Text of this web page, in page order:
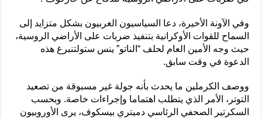
وفي الآونة الأخيرة، دعا السياسيون الغربيون بشكل متزايد إلى
السماح للقوات الأوكرانية بتنفيذ ضربات على الأراضي الروسية،
حيث وجه الأمين العام لحلف “الناتو” ينس ستولتنبرغ هذه
الدعوة في وقت سابق.
ووصف الكرملين ما يحدث بأنه جولة غير مسبوقة من تصعيد
التوتر، الأمر الذي يتطلب اهتماما وإجراءات خاصة. وبحسب
السكرتير الصحفي الرئاسي دميتري بيسكوف، يرى الأوروبيون